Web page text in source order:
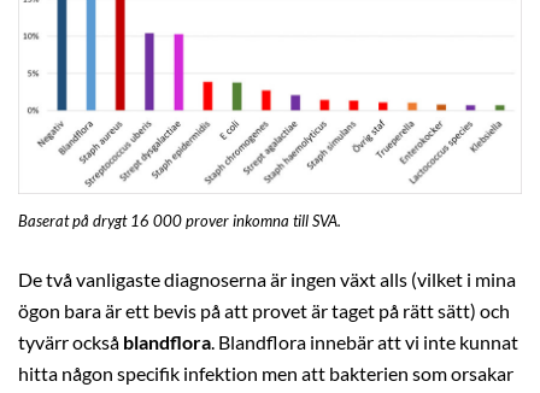
Baserat på drygt 16 000 prover inkomna till SVA.
De två vanligaste diagnoserna är ingen växt alls (vilket i mina
ögon bara är ett bevis på att provet är taget på rätt sätt) och
tyvärr också blandflora. Blandflora innebär att vi inte kunnat
hitta någon specifik infektion men att bakterien som orsakar